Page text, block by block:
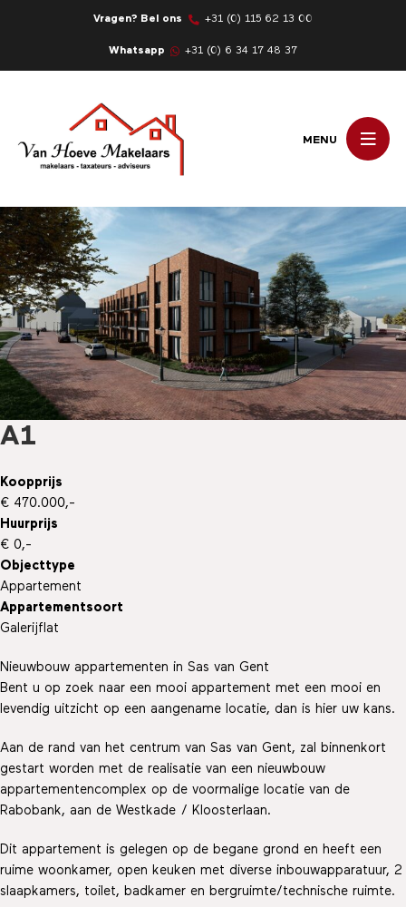
Vragen? Bel ons +31 (0) 115 62 13 00
Whatsapp +31 (0) 6 34 17 48 37
MENU
A1
Koopprijs
€ 470.000,-
Huurprijs
€ 0,-
Objecttype
Appartement
Appartementsoort
Galerijflat
Nieuwbouw appartementen in Sas van Gent
Bent u op zoek naar een mooi appartement met een mooi en
levendig uitzicht op een aangename locatie, dan is hier uw kans.
Aan de rand van het centrum van Sas van Gent, zal binnenkort
gestart worden met de realisatie van een nieuwbouw
appartementencomplex op de voormalige locatie van de
Rabobank, aan de Westkade / Kloosterlaan.
Dit appartement is gelegen op de begane grond en heeft een
ruime woonkamer, open keuken met diverse inbouwapparatuur, 2
slaapkamers, toilet, badkamer en bergruimte/technische ruimte.